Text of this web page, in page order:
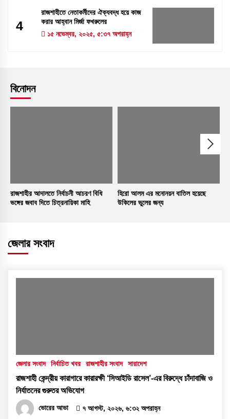
4
রাজশাহীতে নেতাকর্মীদের ঐক্যবদ্ধ হয়ে কাজ
করার আহ্বান মির্জা ফখরুলের
১৫ নভেম্বর, ২০২৫, ৫:৩৭ অপরাহ্ন
বিনোদন
রাজশাহীর আদালতে নির্বাচনী আচরণ বিধি
ভঙ্গের জবাব দিতে চিত্রনায়িকা মাহি
হিরো আলম এর মনোনয়ন বাতিল হয়েছে
উকিলের ভুলের জন্য
জেলার সংবাদ
জেলার সংবাদ নির্বাচিত খবর রাজশাহীর সংবাদ সারাদেশ
রাজশাহী কেন্দ্রীয় কারাগারে কারারক্ষী ‘সিআইডি রাসেল’-এর বিরুদ্ধে চাঁদাবাজি ও
নির্যাতনের গুরুতর অভিযোগ
ভোরের আভা ৭ আগস্ট, ২০২৬, ৬:৩২ অপরাহ্ন